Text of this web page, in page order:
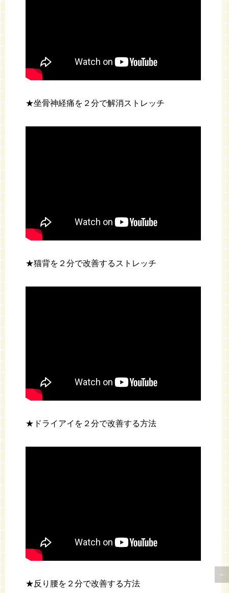
★坐骨神経痛を２分で解消ストレッチ
★猫背を２分で改善するストレッチ
★ドライアイを２分で改善する方法
★反り腰を２分で改善する方法